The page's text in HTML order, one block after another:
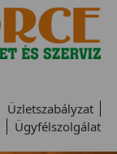
Üzletszabályzat
Ügyfélszolgálat